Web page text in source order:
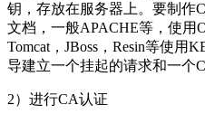
钥，存放在服务器上。要制作
文档，一般APACHE等，使用
Tomcat，JBoss，Resin等使用
导建立一个挂起的请求和一个
2）进行CA认证